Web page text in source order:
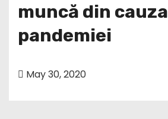
muncă din cauza
pandemiei
May 30, 2020